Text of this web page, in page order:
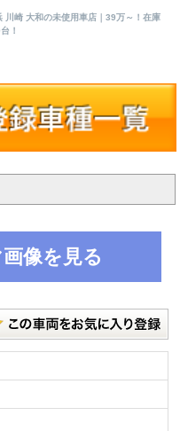
川崎 大和の未使用車店｜39万～！在庫
！
像を見る